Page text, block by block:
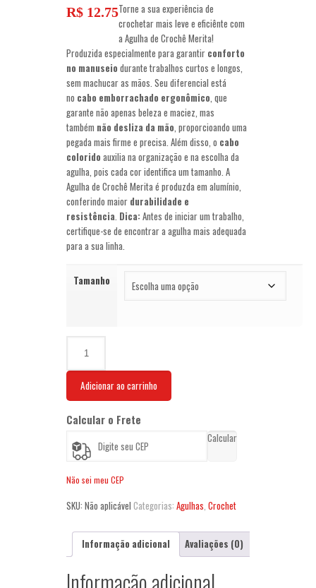
R$ 12.75Torne a sua experiência de
crochetar mais leve e eficiênte com
a Agulha de Crochê Merita!
Produzida especialmente para garantir conforto
no manuseio durante trabalhos curtos e longos,
sem machucar as mãos. Seu diferencial está
no cabo emborrachado ergonômico , que
garante não apenas beleza e maciez, mas
também não desliza da mão , proporcioando uma
pegada mais firme e precisa. Além disso, o cabo
colorido auxilia na organização e na escolha da
agulha, pois cada cor identifica um tamanho. A
Agulha de Crochê Merita é produzda em alumínio,
conferindo maior durabilidade e
resistência Dica: Antes de iniciar um trabalho,
certifique-se de encontrar a agulha mais adequada
para a sua linha.
Tamanho
Croche
Cabo
Emborrachado
quantidade
Adicionar ao carrinho
Calcular o Frete
Calcular
Não sei meu CEP
SKU: Não aplicável Categorias: Agulhas Crochet
Informação adicional Avaliações (0)